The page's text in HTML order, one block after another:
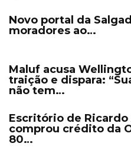
Novo portal da
moradores ao…
Maluf acusa
traição e dispara:
não tem…
Escritório de
comprou crédito da
80…